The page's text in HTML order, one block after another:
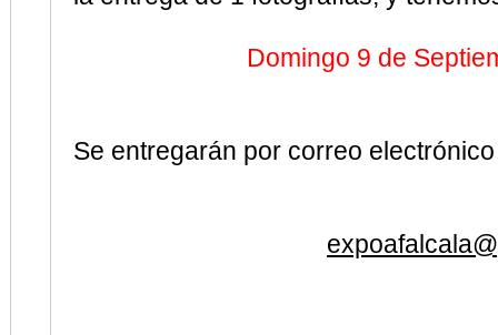
Se entregarán por correo
El formato será tanto horizontal